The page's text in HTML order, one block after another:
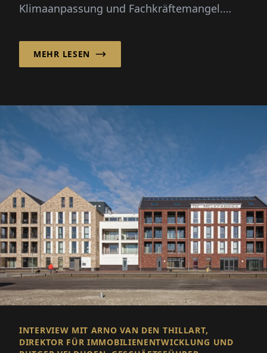
Klimaanpassung und Fachkräftemangel.
Digitalisierung und KI.
MEHR LESEN
INTERVIEW MIT ARNO VAN DEN THILLART,
DIREKTOR FÜR IMMOBILIENENTWICKLUNG UND